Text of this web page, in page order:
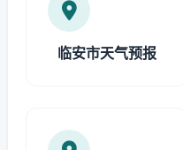
临安市天气预报